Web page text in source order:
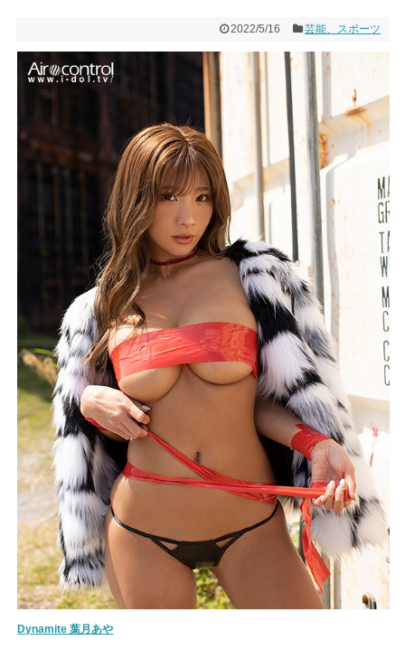
2022/5/16 芸能、スポーツ
Dynamite 葉月あや